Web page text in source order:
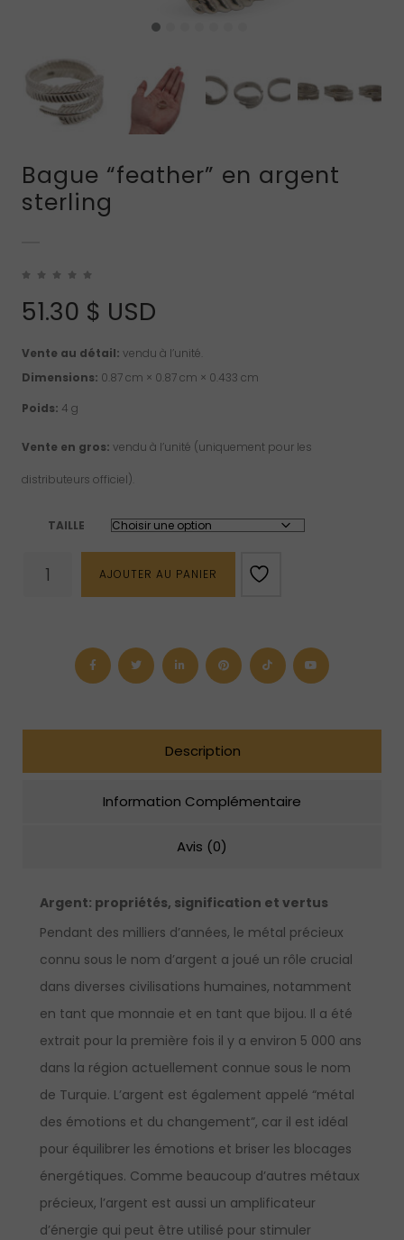
Bague “feather” en argent
sterling
51.30 $ USD
Vente au détail: vendu à l’unité.
Dimensions: 0.87 cm × 0.87 cm × 0.433 cm
Poids: 4 g
Vente en gros: vendu à l’unité (uniquement pour les
distributeurs officiel).
TAILLE
AJOUTER AU PANIER
Description
Information Complémentaire
Avis (0)
Argent: propriétés, signification et vertus
Pendant des milliers d’années, le métal précieux
connu sous le nom d’argent a joué un rôle crucial
dans diverses civilisations humaines, notamment
en tant que monnaie et en tant que bijou. Il a été
extrait pour la première fois il y a environ 5 000 ans
dans la région actuellement connue sous le nom
de Turquie. L’argent est également appelé “métal
des émotions et du changement”, car il est idéal
pour équilibrer les émotions et briser les blocages
énergétiques. Comme beaucoup d’autres métaux
précieux, l’argent est aussi un amplificateur
d’énergie qui peut être utilisé pour stimuler